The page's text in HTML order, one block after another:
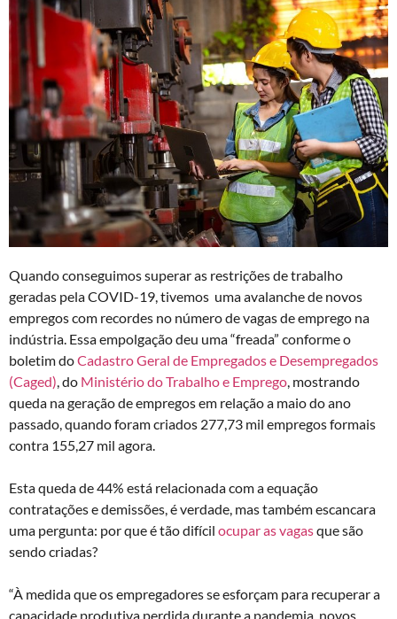
Quando conseguimos superar as restrições de trabalho
geradas pela COVID-19, tivemos uma avalanche de novos
empregos com recordes no número de vagas de emprego na
indústria. Essa empolgação deu uma “freada” conforme o
boletim doCadastro Geral de Empregados e Desempregados
(Caged), do Ministério do Trabalho e Emprego, mostrando
queda na geração de empregos em relação a maio do ano
passado, quando foram criados 277,73 mil empregos formais
contra 155,27 mil agora.
Esta queda de 44% está relacionada com a equação
contratações e demissões, é verdade, mas também escancara
uma pergunta: porque é tão difícil ocupar as vagasque são
sendo criadas?
“À medida que os empregadores se esforçam para recuperar a
capacidade produtiva perdida durante a pandemia, novos